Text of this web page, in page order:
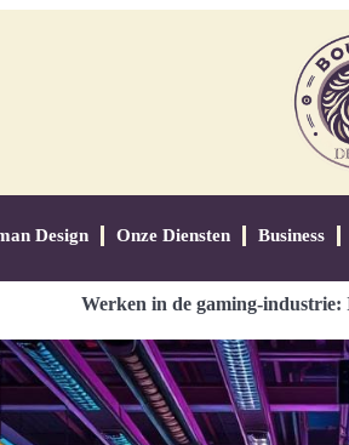
Design Onze Diensten Business
Werken in de gaming-industrie: